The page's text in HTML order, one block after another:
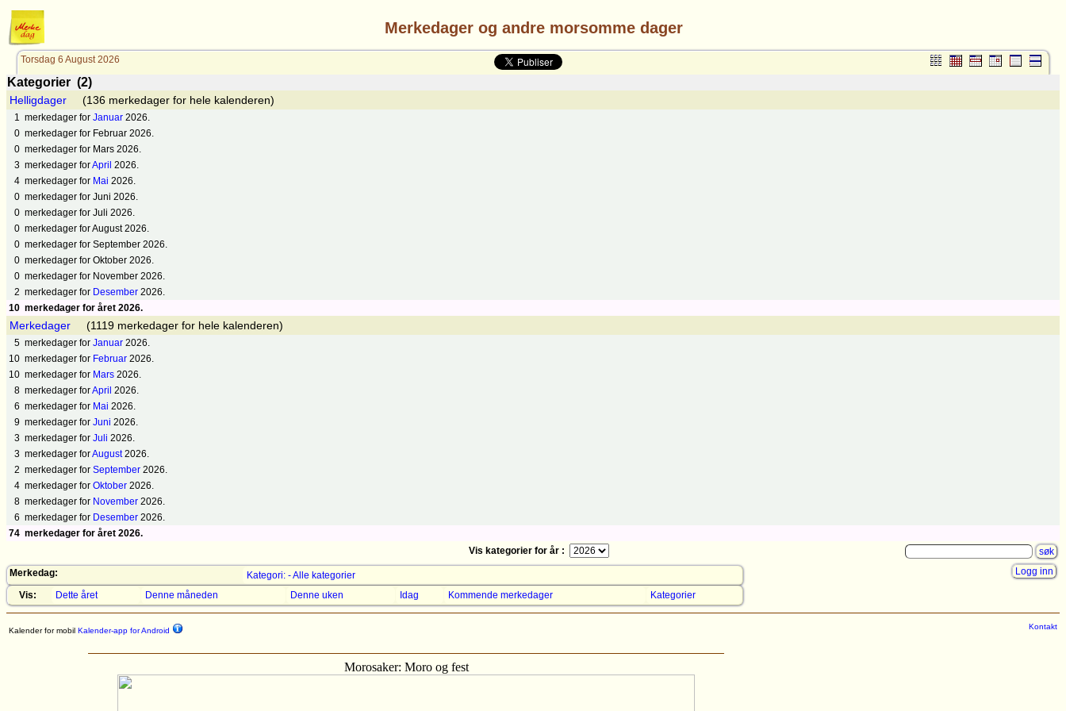
Merkedager og andre morsomme dager
Torsdag 6 August 2026
Kategorier (2)
Helligdager (136 merkedager for hele kalenderen)
1 merkedager for Januar 2026.
0 merkedager for Februar 2026.
0 merkedager for Mars 2026.
3 merkedager forApril 2026.
4 merkedager for Mai 2026.
0 merkedager for Juni 2026.
0 merkedager for Juli 2026.
0 merkedager for August 2026.
0 merkedager for September 2026.
0 merkedager for Oktober 2026.
0 merkedager for November 2026.
2 merkedager for Desember 2026.
10 merkedager for året 2026.
Merkedager (1119 merkedager for hele kalenderen)
5 merkedager for Januar 2026.
10 merkedager for Februar 2026.
10 merkedager for Mars 2026.
8 merkedager forApril 2026.
6 merkedager for Mai 2026.
9 merkedager for Juni 2026.
3 merkedager for Juli 2026.
3 merkedager forAugust2026.
2 merkedager for September 2026.
4 merkedager for Oktober 2026.
8 merkedager for November 2026.
6 merkedager for Desember 2026.
74 merkedager for året 2026.
Vis kategorier for år :
Merkedag:
Kategori: - Alle kategorier
Vis:
Dette året Denne måneden Denne uken Idag Kommende merkedager Kategorier
Logg inn
Kalender for mobil Kalender-app for Android
Morosaker: Moro og fest
Kontakt